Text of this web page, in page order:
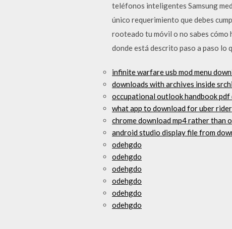
teléfonos inteligentes Samsung
único requerimiento que debes
rooteado tu móvil o no sabes cómo
donde está descrito paso a paso lo
infinite warfare usb mod menu
downloads with archives inside
occupational outlook handbook
what app to download for uber rider
chrome download mp4 rather than
android studio display file from
odehgdo
odehgdo
odehgdo
odehgdo
odehgdo
odehgdo